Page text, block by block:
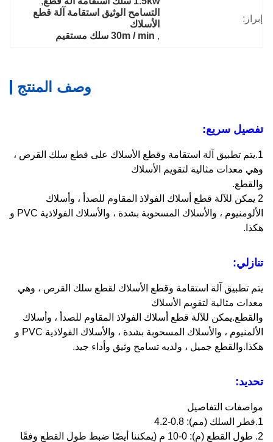
إبراز:
التسامح الوثيق استقامة آلة قطع
الأسلاك
, 30m / min سلك مستقيم
وصف المنتج
تفصيل سريع:
1.يتم تطبيق آلة استقامة وقطع الأسلاك على قطع سلك القرص ،
وهي معدات مثالية لتقويم الأسلاك
والقطع.
2 يمكن للآلة قطع أسلاك الفولاذ المقاوم للصدأ ، وأسلاك
الألومنيوم ، والأسلاك المسحوبة بشدة ، والأسلاك الفولاذية PVC و
هكذا.
تنازلي:
يتم تطبيق آلة استقامة وقطع الأسلاك لقطع سلك القرص ، وهي
معدات مثالية لتقويم الأسلاك
والقطع.يمكن للآلة قطع أسلاك الفولاذ المقاوم للصدأ ، وأسلاك
الألمنيوم ، والأسلاك المسحوبة بشدة ، والأسلاك الفولاذية PVC و
هكذا.والقطع جميل ، ولديه تسامح وثيق وأداء جيد.
تحديد:
مواصفات التفاصيل
1.قطر السلك (مم): 0.8-4.2
2. طول القطع (م): 0-10 م (يمكننا أيضًا ضبط طول القطع وفقًا